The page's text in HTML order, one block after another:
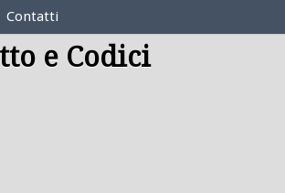
Contatti
e Codici